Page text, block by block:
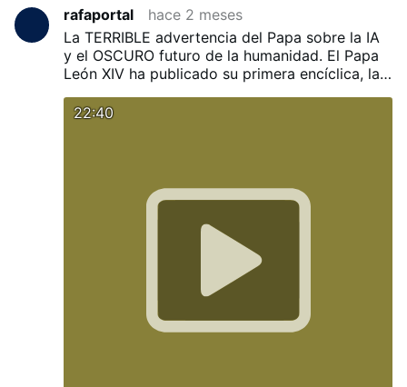
rafaportal
hace 2 meses
La TERRIBLE advertencia del Papa sobre la IA
y el OSCURO futuro de la humanidad. El Papa
León XIV ha publicado su primera encíclica, la
sobre la Inteligencia Artificial y los peligros que
22:40